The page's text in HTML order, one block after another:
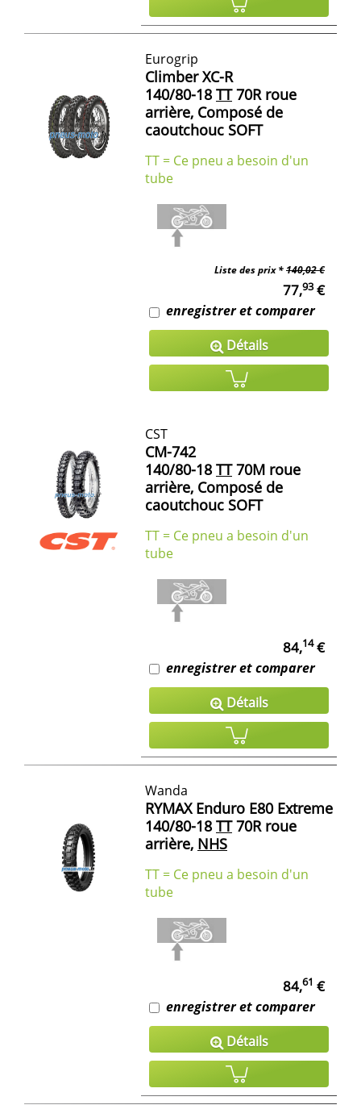
Eurogrip
Climber XC-R
140/80-18 TT70R roue
arrière, Composé de
caoutchouc SOFT
TT = Ce pneu a besoin d'un
tube
Liste des prix *140,02 €
77,93€
enregistrer et comparer
Détails
CST
CM-742
140/80-18 TT70M roue
arrière, Composé de
caoutchouc SOFT
TT = Ce pneu a besoin d'un
tube
84,14€
enregistrer et comparer
Détails
Wanda
RYMAX Enduro E80 Extreme
140/80-18 TT70R roue
arrière, NHS
TT = Ce pneu a besoin d'un
tube
84,61 €
enregistrer et comparer
Détails